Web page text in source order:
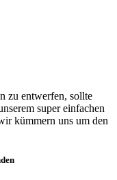
zu entwerfen, sollte
super einfachen
kümmern uns um den